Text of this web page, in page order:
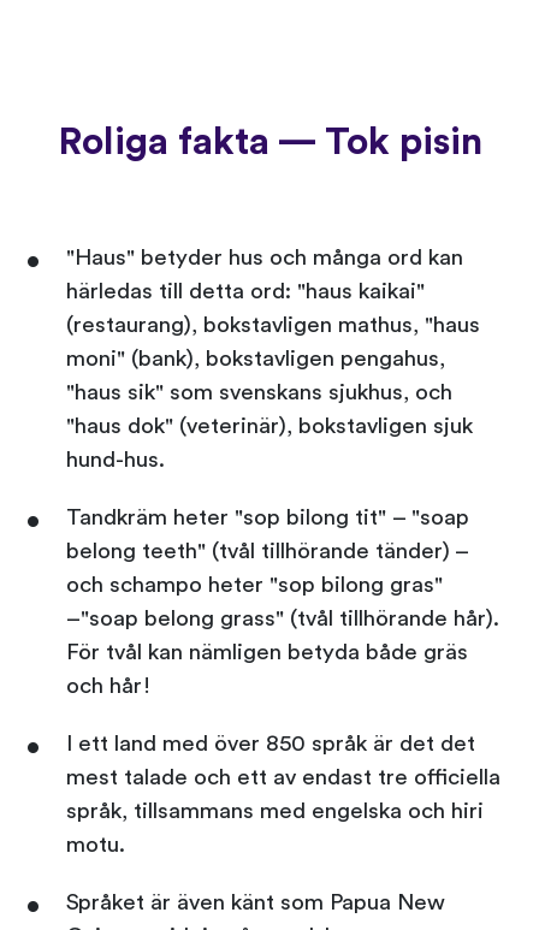
Roliga fakta — Tok pisin
"Haus" betyder hus och många ord kan
härledas till detta ord: "haus kaikai"
(restaurang), bokstavligen mathus, "haus
moni" (bank), bokstavligen pengahus,
"haus sik" som svenskans sjukhus, och
"haus dok" (veterinär), bokstavligen sjuk
hund-hus.
Tandkräm heter "sop bilong tit" – "soap
belong teeth" (tvål tillhörande tänder) –
och schampo heter "sop bilong gras"
–"soap belong grass" (tvål tillhörande hår).
För tvål kan nämligen betyda både gräs
och hår!
I ett land med över 850 språk är det det
mest talade och ett av endast tre officiella
språk, tillsammans med engelska och hiri
motu.
Språket är även känt som Papua New